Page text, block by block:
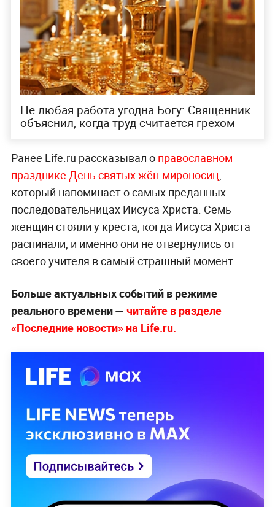
Не любая работа угодна Богу: Священник
объяснил, когда труд считается грехом
Ранее Life.ru рассказывал о православном
празднике День святых жён-мироносиц,
который напоминает о самых преданных
последовательницах Иисуса Христа. Семь
женщин стояли у креста, когда Иисуса Христа
распинали, и именно они не отвернулись от
своего учителя в самый страшный момент.
Больше актуальных событий в режиме
реального времени — читайте в разделе
«Последние новости» на Life.ru.